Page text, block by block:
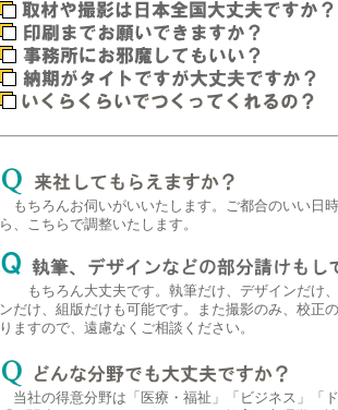
もちろんお伺いがいいたします。ご都合のいい日
ら、こちらで調整いたします。
もちろん大丈夫です。執筆だけ、デザインだけ
ンだけ、組版だけも可能です。また撮影のみ、校正
りますので、遠慮なくご相談ください。
当社の得意分野は「医療・福祉」「ビジネス」「